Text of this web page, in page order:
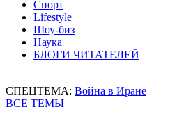
Спорт
Lifestyle
Шоу-биз
Наука
БЛОГИ ЧИТАТЕЛЕЙ
СПЕЦТЕМА: Война в Иране
ВСЕ ТЕМЫ